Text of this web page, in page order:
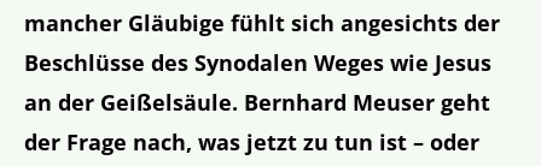
mancher Gläubige fühlt sich angesichts der
Beschlüsse des Synodalen Weges wie Jesus
an der Geißelsäule. Bernhard Meuser geht
der Frage nach, was jetzt zu tun ist – oder